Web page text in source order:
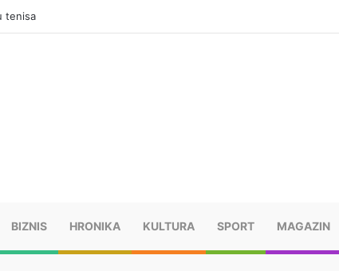
mora platiti 10.000 KM
BIZNIS HRONIKA KULTURA SPORT MAGAZIN